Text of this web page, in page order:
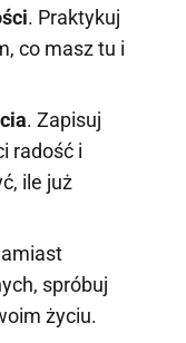
. Praktykuj
co masz tu i
. Zapisuj
radość i
ile już
spróbuj
życiu.